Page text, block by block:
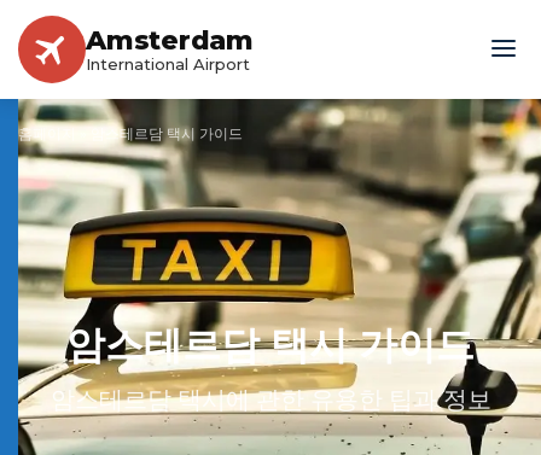
Amsterdam
International Airport
홈페이지 암스테르담 택시 가이드
암스테르담 택시 가이드
암스테르담 택시에 관한 유용한 팁과 정보